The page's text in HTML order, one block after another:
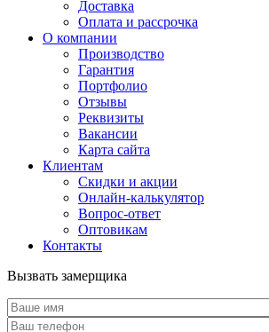
Доставка
Оплата и рассрочка
О компании
Производство
Гарантия
Портфолио
Отзывы
Реквизиты
Вакансии
Карта сайта
Клиентам
Скидки и акции
Онлайн-калькулятор
Вопрос-ответ
Оптовикам
Контакты
Вызвать замерщика